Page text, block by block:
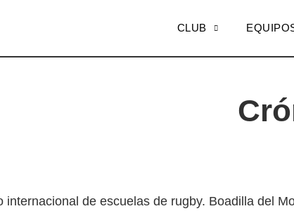
CLUB
internacional de escuelas de rugby. Boadilla del